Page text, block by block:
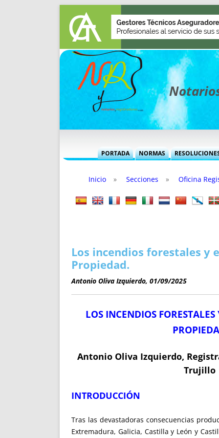
PORTADA NORMAS
INFORMES MENSUALES
TITULARES DESDE 2002
FUTURAS NORMAS
VOCES
SUCESIONES
Inicio » Secciones » Oficina
Los incendios forestales y
Propiedad.
Antonio Oliva Izquierdo, 01/09/2025
LOS INCENDIOS
Antonio Oliva Izquierdo,
Trujillo
INTRODUCCIÓN
Tras las devastadoras consecuencias
Extremadura, Galicia, Castilla y León y